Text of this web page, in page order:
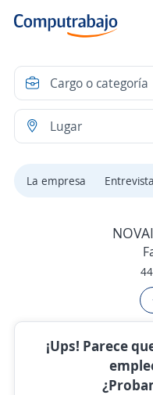
La empresa
¡Ups! Parece